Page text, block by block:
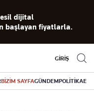
haber Eski gazeteleri
indirme canlı soru
cevap
GİRİŞ
BİZİM SAYFAGÜNDEMPOLİTİKA